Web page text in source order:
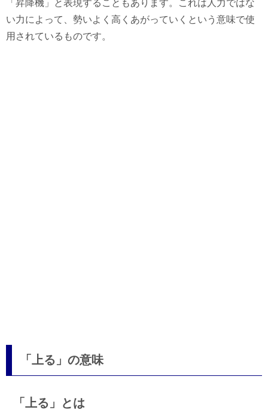
「昇降機」と表現することもあります。これは人力ではな
い力によって、勢いよく高くあがっていくという意味で使
用されているものです。
「上る」の意味
「上る」とは